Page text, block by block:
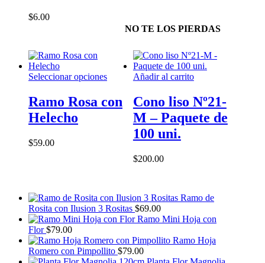
elegir
producto
$6.00
en
página
de
Seleccionar opcionesEste
múltiples
variantes.
opciones
pueden
página
de
producto
Ramo Rosa con
Helecho
$59.00
Añadir al carrito
Cono liso Nº21-
M – Paquete de
100 uni.
$200.00
NO TE LOS PIERDAS
Ramo de
Rosita con Ilusion 3 Rositas $69.00
Ramo Mini Hoja con
Flor $79.00
Ramo Hoja
Romero con Pimpollito $79.00